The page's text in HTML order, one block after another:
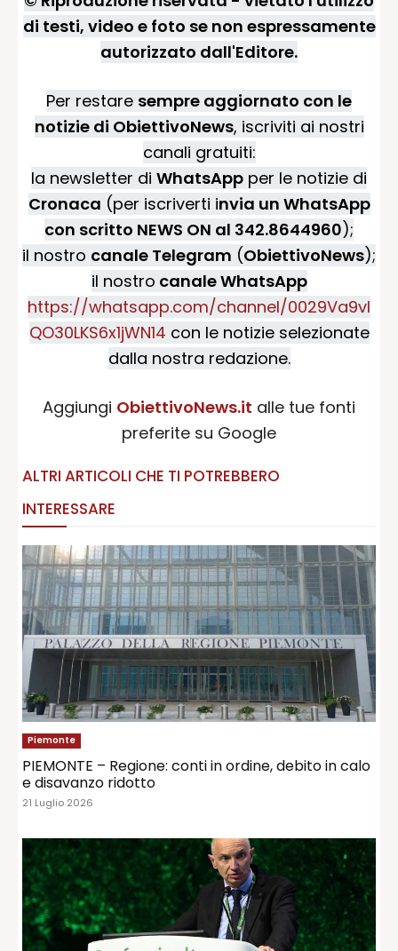
di testi, video e foto se non espressamente
autorizzato dall'Editore.
Per restare sempre aggiornato con le
notizie di ObiettivoNews, iscriviti ai nostri
canali gratuiti:
la newsletter di WhatsApp per le notizie di
Cronaca (per iscriverti invia un WhatsApp
con scritto NEWS ON al 342.8644960);
il nostro canale Telegram (ObiettivoNews);
il nostro canale WhatsApp
https://whatsapp.com/channel/0029Va9vI
QO30LKS6x1jWN14 con le notizie selezionate
dalla nostra redazione.
Aggiungi ObiettivoNews.it alle tue fonti
preferite su Google
ALTRI ARTICOLI CHE TI POTREBBERO
INTERESSARE
Piemonte
PIEMONTE – Regione: conti in ordine, debito in calo
e disavanzo ridotto
21 Luglio 2026